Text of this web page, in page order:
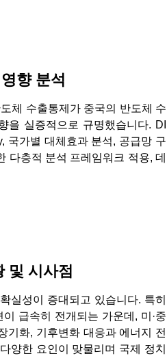
향 분석
체 수출통제가 중국의 반도체 수
을 실증적으로 규명했습니다. DI
국가별 대체효과 분석, 공급망 구
다층적 분석 프레임워크 적용, 데
및 시사점
실성이 증대되고 있습니다. 특히
급속히 전개되는 가운데, 미·중
기화, 기후변화 대응과 에너지 전
양한 요인이 맞물리며 국제 정치